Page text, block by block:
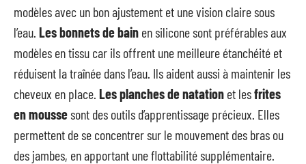
modèles avec un bon ajustement et une vision claire sous
l’eau. Les bonnets de bain en silicone sont préférables aux
modèles en tissu car ils offrent une meilleure étanchéité et
réduisent la traînée dans l’eau. Ils aident aussi à maintenir les
cheveux en place. Les planches de natation et lesfrites
en moussesont des outils d’apprentissage précieux. Elles
permettent de se concentrer sur le mouvement des bras ou
des jambes, en apportant une flottabilité supplémentaire.